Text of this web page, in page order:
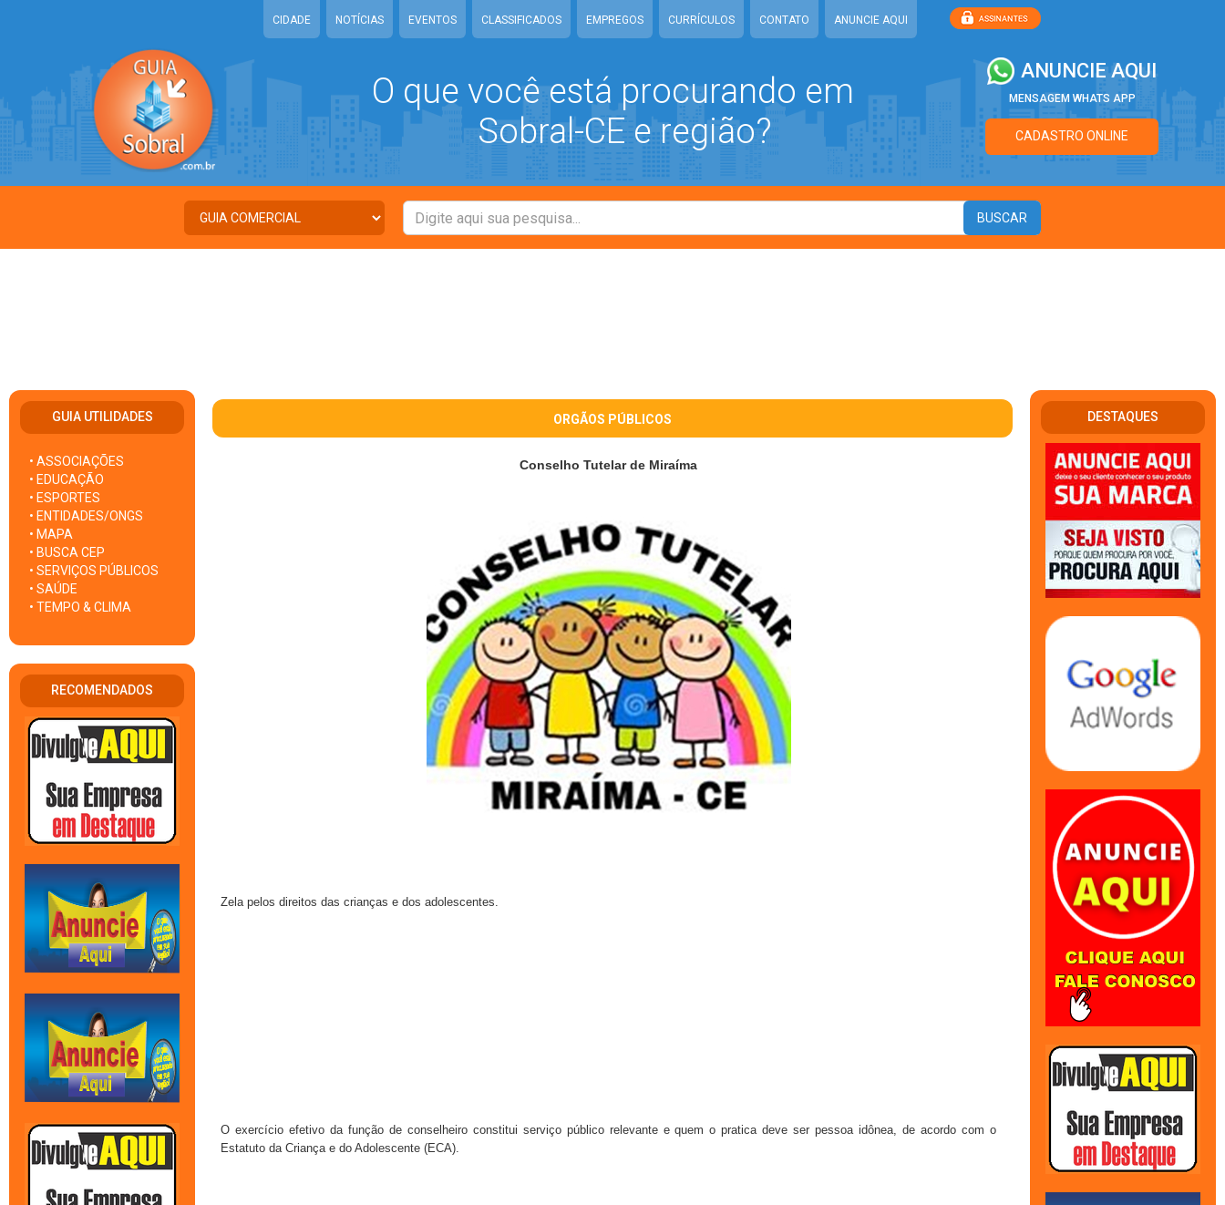
CIDADE NOTÍCIAS EVENTOS CLASSIFICADOS EMPREGOS CURRÍCULOS CONTATO ANUNCIE AQUI
O que você está procurando em
Sobral-CE e região?
ANUNCIE AQUI
MENSAGEM WHATS APP
CADASTRO ONLINE
GUIA UTILIDADES
• ASSOCIAÇÕES
• EDUCAÇÃO
• ESPORTES
• ENTIDADES/ONGS
• MAPA
• BUSCA CEP
• SERVIÇOS PÚBLICOS
• SAÚDE
• TEMPO & CLIMA
RECOMENDADOS
ORGÃOS PÚBLICOS
Conselho Tutelar de Miraíma
Zela pelos direitos das crianças e dos adolescentes.
O exercício efetivo da função de conselheiro constitui serviço público relevante e quem o pratica deve ser pessoa idônea, de acordo com o
Estatuto da Criança e do Adolescente (ECA).
DESTAQUES